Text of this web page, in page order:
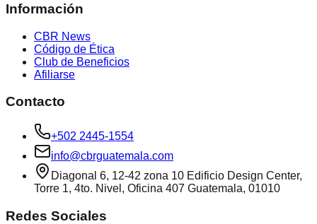
Información
CBR News
Código de Ética
Club de Beneficios
Afiliarse
Contacto
+502 2445-1554
info@cbrguatemala.com
Diagonal 6, 12-42 zona 10 Edificio Design Center,
Torre 1, 4to. Nivel, Oficina 407 Guatemala, 01010
Redes Sociales